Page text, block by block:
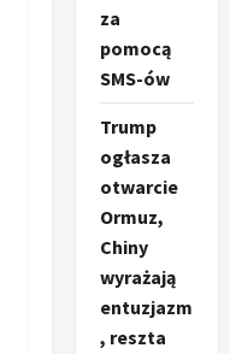
za
pomocą
SMS-ów
Trump
ogłasza
otwarcie
Ormuz,
Chiny
wyrażają
entuzjazm
, reszta